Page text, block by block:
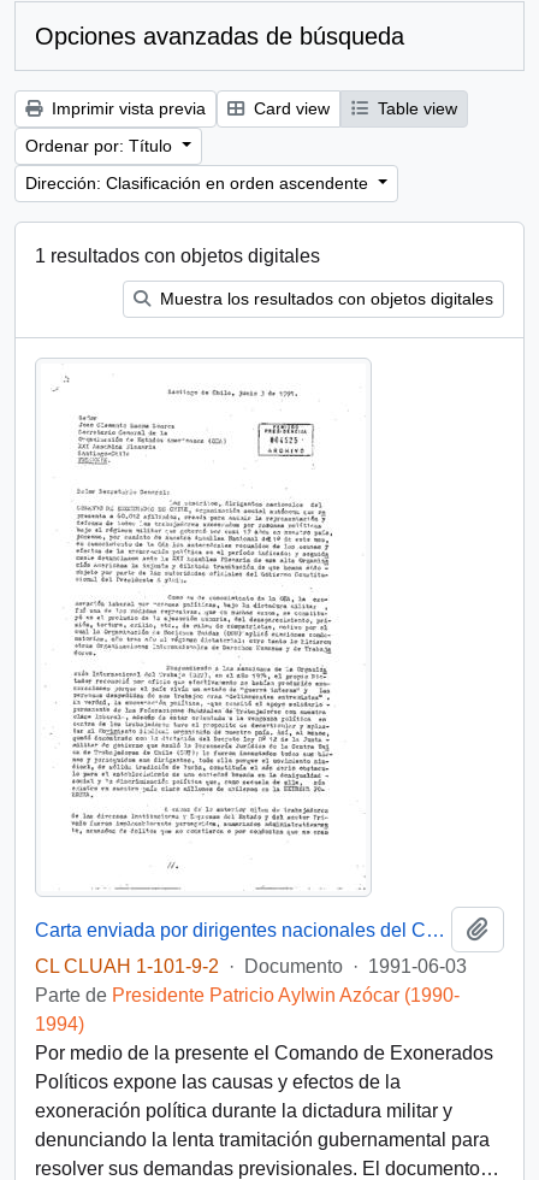
Opciones avanzadas de búsqueda
Imprimir vista previa Card view
Table view
Ordenar por: Título
Dirección: Clasificación en orden ascendente
1 resultados con objetos digitales
Muestra los resultados con objetos digitales
Carta enviada por dirigentes nacionales del Comando de Exonerados de Chile al Secretario General de la OEA, Joao Clemente Baena Soares, durante la XXI Asamblea Plenaria en Santiago de Chile
CL CLUAH 1-101-9-2
· Documento · 1991-06-03
Parte de Presidente Patricio Aylwin Azócar (1990-
1994)
Por medio de la presente el Comando de Exonerados
Políticos expone las causas y efectos de la
exoneración política durante la dictadura militar y
denunciando la lenta tramitación gubernamental para
resolver sus demandas previsionales. El documento…